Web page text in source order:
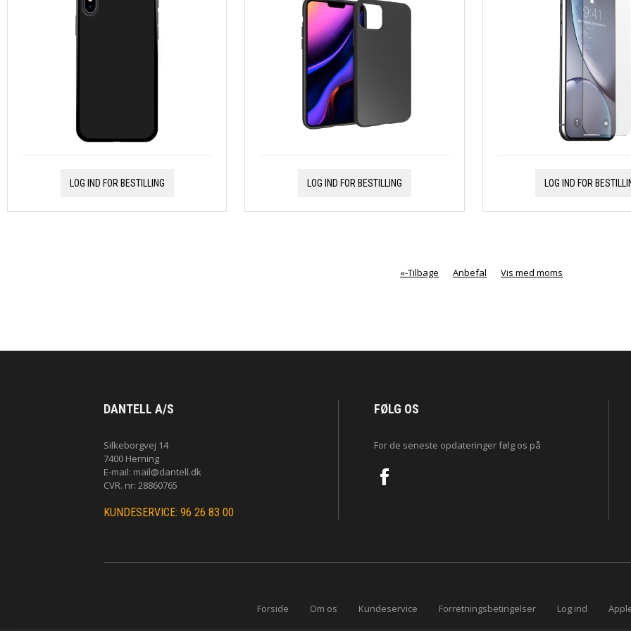
LOG IND FOR BESTILLING LOG IND FOR BESTILLING LOG IND FOR
«-Tilbage Anbefal Vis med moms
DANTELL A/S
Silkeborgvej 14
7400 Herning
E-mail: mail@dantell.dk
CVR. nr: 28860765
KUNDESERVICE: 96 26 83 00
FØLG OS
For de seneste opdateringer følg os på
Forside Om os Kundeservice Forretningsbetingelser Log ind